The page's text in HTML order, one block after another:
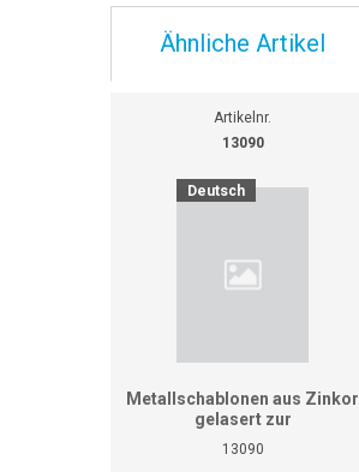
Ähnliche Artikel
Artikelnr.
13090
Deutsch
Metallschablonen aus Zinkor
gelasert zur
Aufgabensammlung für
überbetriebliche Kurse
13090